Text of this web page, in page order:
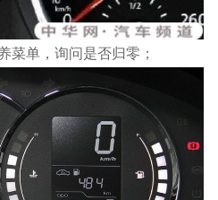
菜单，询问是否归零；